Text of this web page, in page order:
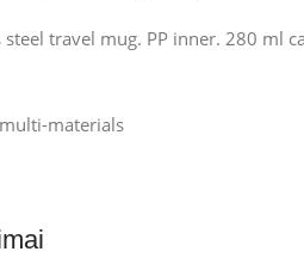
travel mug. PP inner. 280 ml
materials